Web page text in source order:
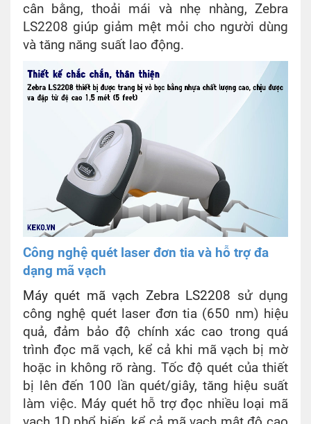
cân bằng, thoải mái và nhẹ nhàng, Zebra
LS2208 giúp giảm mệt mỏi cho người dùng
và tăng năng suất lao động.
Công nghệ quét laser đơn tia và hỗ trợ đa
dạng mã vạch
Máy quét mã vạch Zebra LS2208 sử dụng
công nghệ quét laser đơn tia (650 nm) hiệu
quả, đảm bảo độ chính xác cao trong quá
trình đọc mã vạch, kể cả khi mã vạch bị mờ
hoặc in không rõ ràng. Tốc độ quét của thiết
bị lên đến 100 lần quét/giây, tăng hiệu suất
làm việc. Máy quét hỗ trợ đọc nhiều loại mã